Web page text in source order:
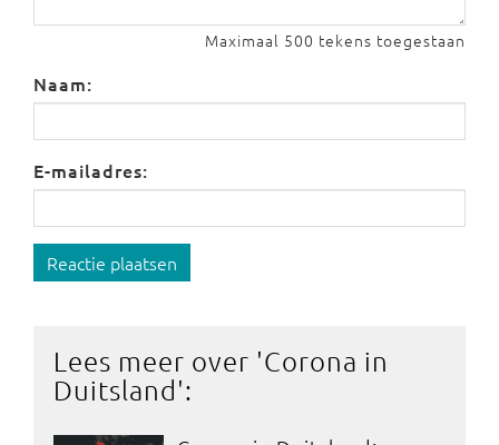
Maximaal 500 tekens toegestaan
Naam:
E-mailadres:
Reactie plaatsen
Lees meer over 'Corona in
Duitsland':